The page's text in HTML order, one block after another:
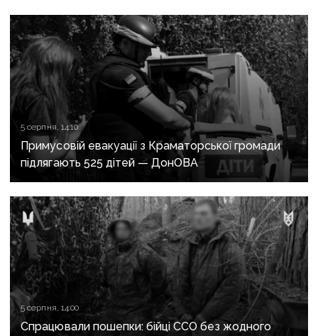
5 серпня, 14:10
Примусовій евакуації з Краматорської громади
підлягають 525 дітей — ДонОВА
5 серпня, 14:00
Спрацювали пошепки: бійці ССО без жодного